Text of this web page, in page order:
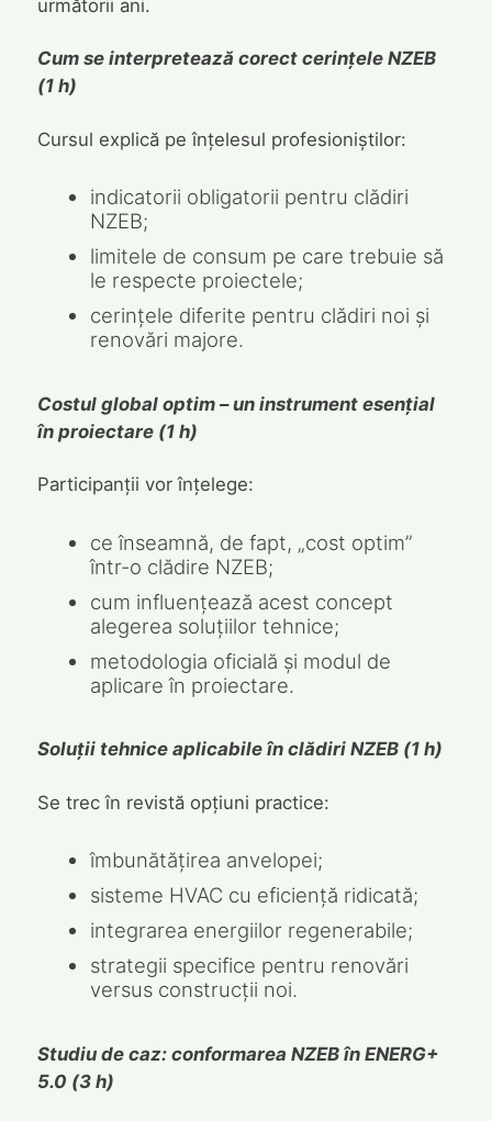
următorii ani.
Cum se interpretează corect cerințele NZEB
(1 h)
Cursul explică pe înțelesul profesioniștilor:
indicatorii obligatorii pentru clădiri
NZEB;
limitele de consum pe care trebuie să
le respecte proiectele;
cerințele diferite pentru clădiri noi și
renovări majore.
Costul global optim – un instrument esențial
în proiectare (1 h)
Participanții vor înțelege:
ce înseamnă, de fapt, „cost optim”
într-o clădire NZEB;
cum influențează acest concept
alegerea soluțiilor tehnice;
metodologia oficială și modul de
aplicare în proiectare.
Soluții tehnice aplicabile în clădiri NZEB (1 h)
Se trec în revistă opțiuni practice:
îmbunătățirea anvelopei;
sisteme HVAC cu eficiență ridicată;
integrarea energiilor regenerabile;
strategii specifice pentru renovări
versus construcții noi.
Studiu de caz: conformarea NZEB în ENERG+
5.0 (3 h)